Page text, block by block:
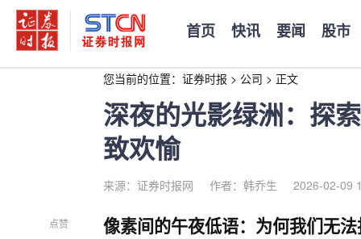
首页 快讯 要闻 股市
您当前的位置： 证券时报 > 公司 > 正文
深夜的光影绿洲：探
致欢愉
来源：证券时报网 作者：韩乔生 2026-02-09
点赞 像素间的午夜低语：为何我们无